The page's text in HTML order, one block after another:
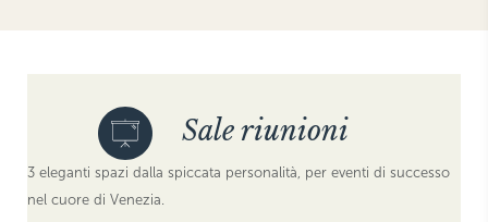
Sale riunioni
3 eleganti spazi dalla spiccata personalità, per eventi di successo
nel cuore di Venezia.